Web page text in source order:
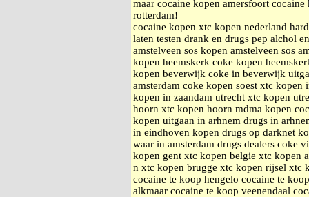
maar cocaine kopen amersfoort cocaine
rotterdam!
cocaine kopen xtc kopen nederland
laten testen drank en drugs pep alchol
amstelveen sos kopen amstelveen sos
kopen heemskerk coke kopen
kopen beverwijk coke in beverwijk
amsterdam coke kopen soest xtc kopen
kopen in zaandam utrecht xtc kopen
hoorn xtc kopen hoorn mdma kopen
kopen uitgaan in arhnem drugs in
in eindhoven kopen drugs op darknet
waar in amsterdam drugs dealers coke
kopen gent xtc kopen belgie xtc kopen
n xtc kopen brugge xtc kopen rijsel xtc
cocaine te koop hengelo cocaine te
alkmaar cocaine te koop veenendaal